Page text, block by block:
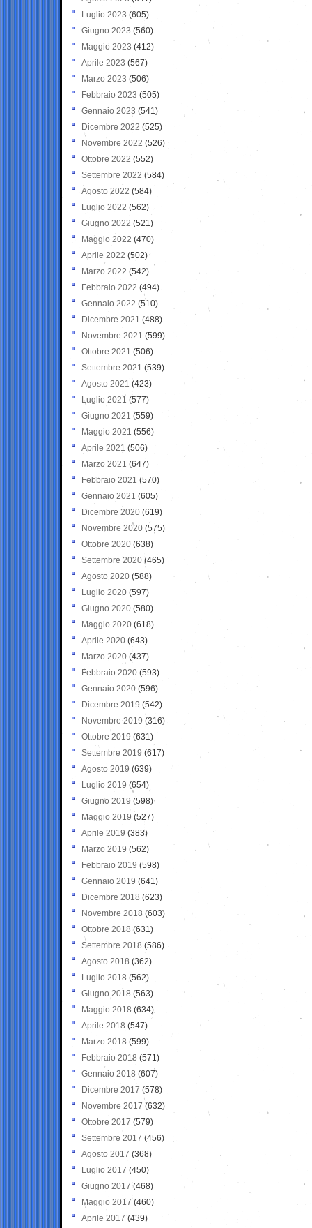
Luglio 2023 (605)
Giugno 2023 (560)
Maggio 2023 (412)
Aprile 2023 (567)
Marzo 2023 (506)
Febbraio 2023 (505)
Gennaio 2023 (541)
Dicembre 2022 (525)
Novembre 2022 (526)
Ottobre 2022 (552)
Settembre 2022 (584)
Agosto 2022 (584)
Luglio 2022 (562)
Giugno 2022 (521)
Maggio 2022 (470)
Aprile 2022 (502)
Marzo 2022 (542)
Febbraio 2022 (494)
Gennaio 2022 (510)
Dicembre 2021 (488)
Novembre 2021 (599)
Ottobre 2021 (506)
Settembre 2021 (539)
Agosto 2021 (423)
Luglio 2021 (577)
Giugno 2021(559)
Maggio 2021 (556)
Aprile 2021 (506)
Marzo 2021 (647)
Febbraio 2021 (570)
Gennaio 2021 (605)
Dicembre 2020 (619)
Novembre 2020 (575)
Ottobre 2020 (638)
Settembre 2020(465)
Agosto 2020 (588)
Luglio 2020 (597)
Giugno 2020 (580)
Maggio 2020 (618)
Aprile 2020 (643)
Marzo 2020 (437)
Febbraio 2020 (593)
Gennaio 2020 (596)
Dicembre 2019 (542)
Novembre 2019 (316)
Ottobre 2019 (631)
Settembre 2019 (617)
Agosto 2019 (639)
Luglio 2019 (654)
Giugno 2019 (598)
Maggio 2019 (527)
Aprile 2019 (383)
Marzo 2019 (562)
Febbraio 2019 (598)
Gennaio 2019 (641)
Dicembre 2018 (623)
Novembre 2018 (603)
Ottobre 2018 (631)
Settembre 2018 (586)
Agosto 2018 (362)
Luglio 2018 (562)
Giugno 2018 (563)
Maggio 2018 (634)
Aprile 2018 (547)
Marzo 2018 (599)
Febbraio 2018 (571)
Gennaio 2018 (607)
Dicembre 2017 (578)
Novembre 2017 (632)
Ottobre 2017 (579)
Settembre 2017 (456)
Agosto 2017 (368)
Luglio 2017 (450)
Giugno 2017 (468)
Maggio 2017 (460)
Aprile 2017 (439)